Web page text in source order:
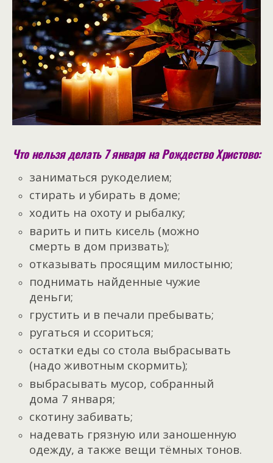
Что нельзя делать 7 января на Рождество Христово:
заниматься рукоделием;
стирать и убирать в доме;
ходить на охоту и рыбалку;
варить и пить кисель (можно
смерть в дом призвать);
отказывать просящим милостыню;
поднимать найденные чужие
деньги;
грустить и в печали пребывать;
ругаться и ссориться;
остатки еды со стола выбрасывать
(надо животным скормить);
выбрасывать мусор, собранный
дома 7 января;
скотину забивать;
надевать грязную или заношенную
одежду, а также вещи тёмных тонов.